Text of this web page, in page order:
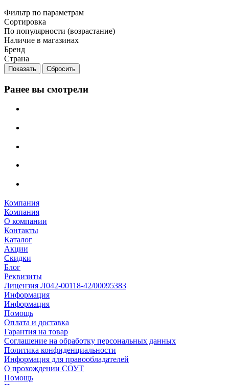
Фильтр по параметрам
Сортировка
По популярности (возрастание)
Наличие в магазинах
Бренд
Страна
Сбросить
Ранее вы смотрели
Компания
Компания
О компании
Контакты
Каталог
Акции
Скидки
Блог
Реквизиты
Лицензия Л042-00118-42/00095383
Информация
Информация
Помощь
Оплата и доставка
Гарантия на товар
Соглашение на обработку персональных данных
Политика конфиденциальности
Информация для правообладателей
О прохождении СОУТ
Помощь